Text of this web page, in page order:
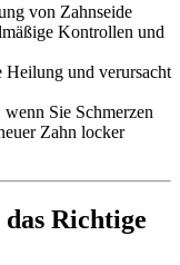
von Zahnseide
Kontrollen und
Heilung und verursacht
Sie Schmerzen
Zahn locker
Richtige